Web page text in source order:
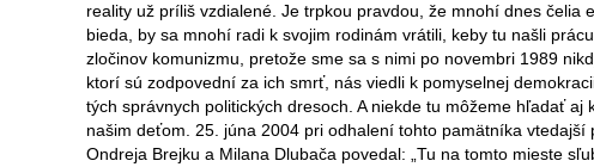
reality už príliš vzdialené. Je trpkou pravdou, že mnohí dnes
bieda, by sa mnohí radi k svojim rodinám vrátili, keby tu našli
zločinov komunizmu, pretože sme sa s nimi po novembri 1989
ktorí sú zodpovední za ich smrť, nás viedli k pomyselnej
tých správnych politických dresoch. A niekde tu môžeme hľadať
našim deťom. 25. júna 2004 pri odhalení tohto pamätníka
Ondreja Brejku a Milana Dlubača povedal: „Tu na tomto mieste